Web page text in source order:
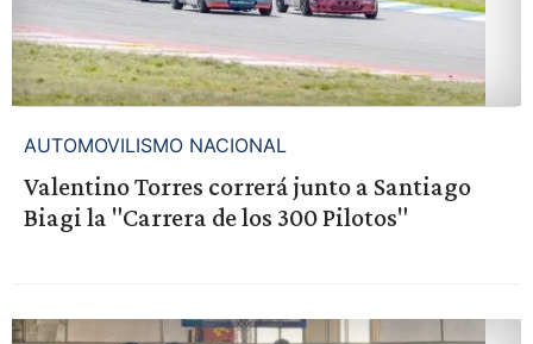
AUTOMOVILISMO NACIONAL
Valentino Torres correrá junto a Santiago
Biagi la "Carrera de los 300 Pilotos"